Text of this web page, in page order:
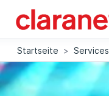
Startseite > Services